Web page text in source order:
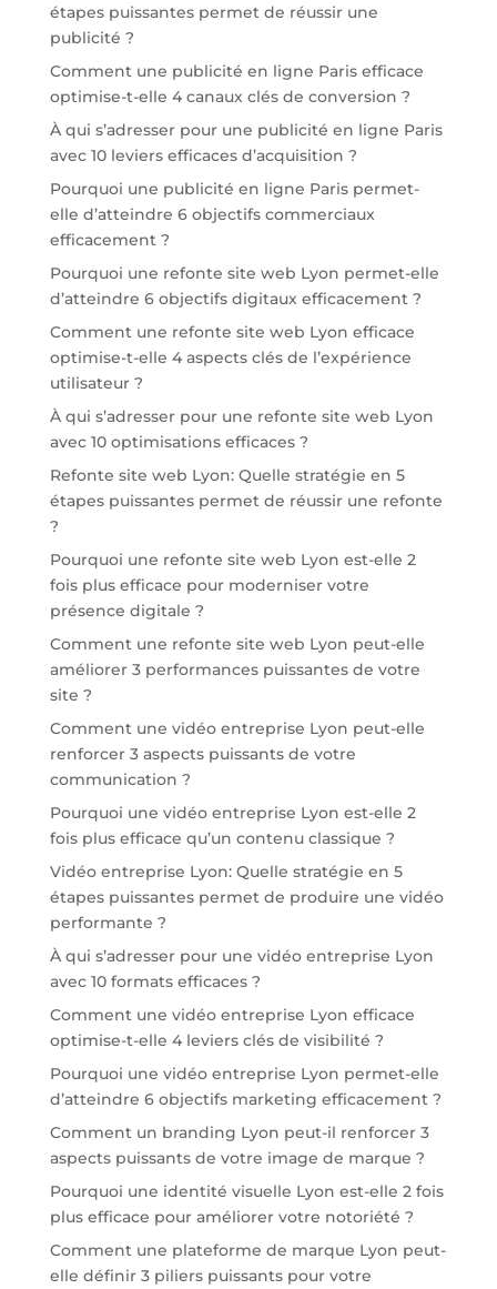
étapes puissantes permet de réussir une
publicité ?
Comment une publicité en ligne Paris efficace
optimise-t-elle 4 canaux clés de conversion ?
À qui s’adresser pour une publicité en ligne Paris
avec 10 leviers efficaces d’acquisition ?
Pourquoi une publicité en ligne Paris permet-
elle d’atteindre 6 objectifs commerciaux
efficacement ?
Pourquoi une refonte site web Lyon permet-elle
d’atteindre 6 objectifs digitaux efficacement ?
Comment une refonte site web Lyon efficace
optimise-t-elle 4 aspects clés de l’expérience
utilisateur ?
À qui s’adresser pour une refonte site web Lyon
avec 10 optimisations efficaces ?
Refonte site web Lyon: Quelle stratégie en 5
étapes puissantes permet de réussir une refonte
?
Pourquoi une refonte site web Lyon est-elle 2
fois plus efficace pour moderniser votre
présence digitale ?
Comment une refonte site web Lyon peut-elle
améliorer 3 performances puissantes de votre
site ?
Comment une vidéo entreprise Lyon peut-elle
renforcer 3 aspects puissants de votre
communication ?
Pourquoi une vidéo entreprise Lyon est-elle 2
fois plus efficace qu’un contenu classique ?
Vidéo entreprise Lyon: Quelle stratégie en 5
étapes puissantes permet de produire une vidéo
performante ?
À qui s’adresser pour une vidéo entreprise Lyon
avec 10 formats efficaces ?
Comment une vidéo entreprise Lyon efficace
optimise-t-elle 4 leviers clés de visibilité ?
Pourquoi une vidéo entreprise Lyon permet-elle
d’atteindre 6 objectifs marketing efficacement ?
Comment un branding Lyon peut-il renforcer 3
aspects puissants de votre image de marque ?
Pourquoi une identité visuelle Lyon est-elle 2 fois
plus efficace pour améliorer votre notoriété ?
Comment une plateforme de marque Lyon peut-
elle définir 3 piliers puissants pour votre